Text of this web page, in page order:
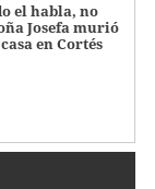
el habla, no
Josefa murió
en Cortés